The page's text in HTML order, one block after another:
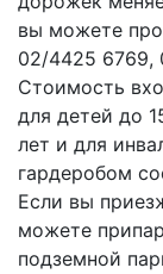
вы можете
02/4425 6769,
Стоимость
для детей до
лет и для
гардеробом
Если вы
можете
подземной